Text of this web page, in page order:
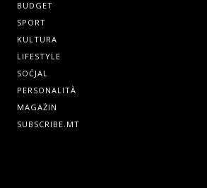
BUDGET
SPORT
KULTURA
LIFESTYLE
SOĊJAL
PERSONALITÀ
MAGAŻIN
SUBSCRIBE.MT